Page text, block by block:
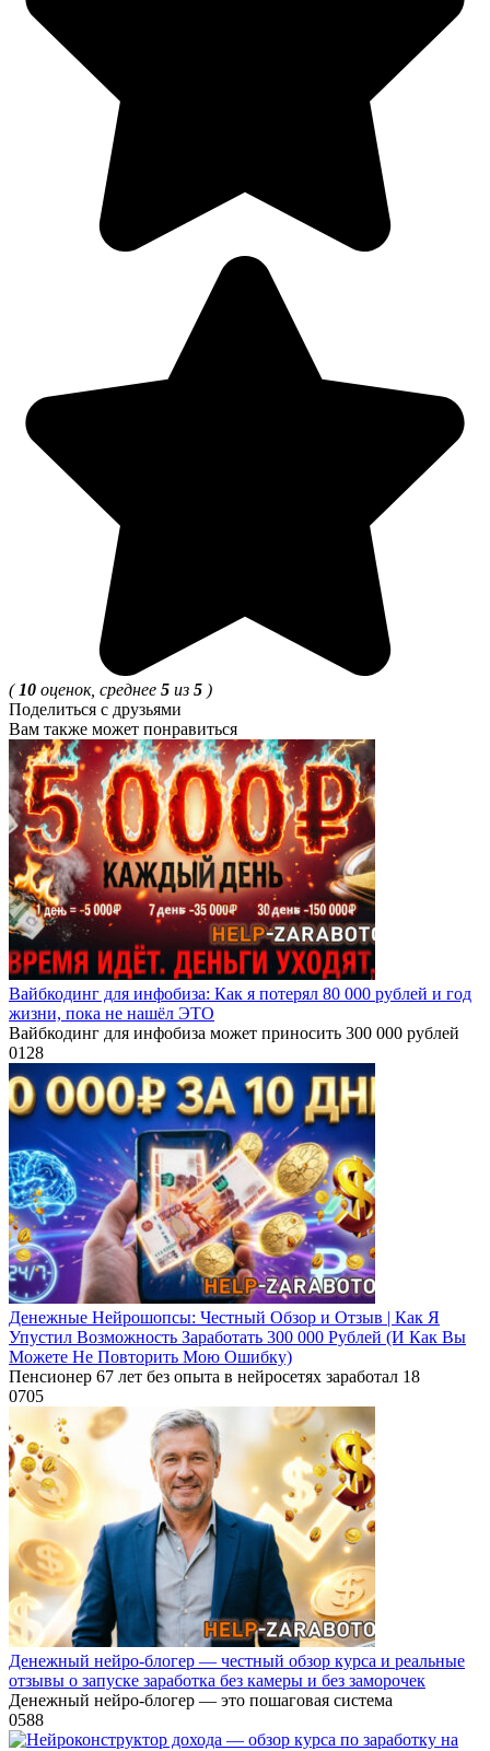
( 10 оценок, среднее 5 из 5 )
Поделиться с друзьями
Вам также может понравиться
Вайбкодинг для инфобиза: Как я потерял 80 000 рублей и год
жизни, пока не нашёл ЭТО
Вайбкодинг для инфобиза может приносить 300 000 рублей
0128
Денежные Нейрошопсы: Честный Обзор и Отзыв | Как Я
Упустил Возможность Заработать 300 000 Рублей (И Как Вы
Можете Не Повторить Мою Ошибку)
Пенсионер 67 лет без опыта в нейросетях заработал 18
0705
Денежный нейро-блогер — честный обзор курса и реальные
отзывы о запуске заработка без камеры и без заморочек
Денежный нейро-блогер — это пошаговая система
0588